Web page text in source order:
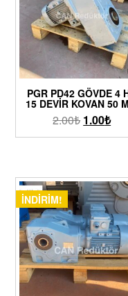
PGR PD42 GÖVDE 4
15 DEVIR KOVAN 50
2.00₺ 1.00₺
İNDIRIM!